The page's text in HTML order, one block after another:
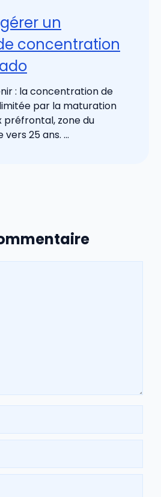
un
concentration
: la concentration de
par la maturation
zone du
25 ans. ...